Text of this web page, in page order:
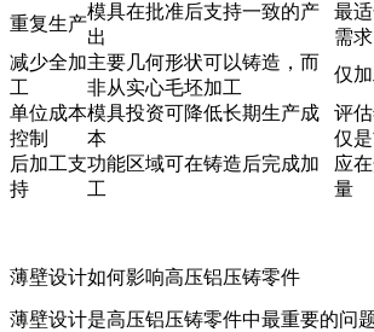
重复生产
模具在批准后支持一致的产
出
最
需求
减少全加
工
主要几何形状可以铸造，而
非从实心毛坯加工
仅
单位成本
控制
模具投资可降低长期生产成
本
评
仅
后加工支
持
功能区域可在铸造后完成加
工
应
量
薄壁设计如何影响高压铝压铸零件
薄壁设计是高压铝压铸零件中最重要的问